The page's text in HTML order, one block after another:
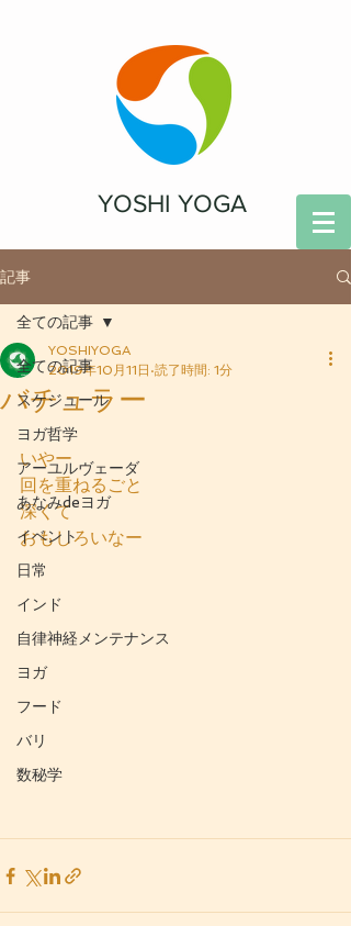
YOSHI YOGA
記事
全ての記事
スケジュール
ヨガ哲学
アーユルヴェーダ
あなみdeヨガ
イベント
日常
インド
自律神経メンテナンス
ヨガ
フード
バリ
数秘学
全ての記事
バチュラー
YOSHIYOGA
2019年10月11日 読了時間: 1分
いやー
回を重ねるごと
深くて
おもしろいなー